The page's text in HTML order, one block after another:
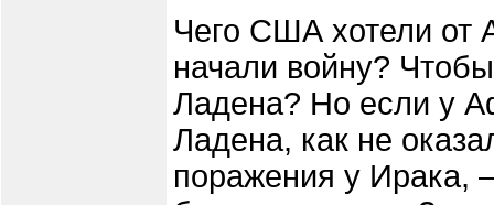
Чего США хотели от
начали войну?
Ладена? Но если у
Ладена, как не
поражения у Ирака,